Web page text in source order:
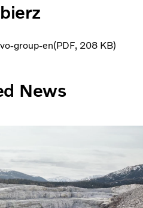
group-en PDF 208 KB
News